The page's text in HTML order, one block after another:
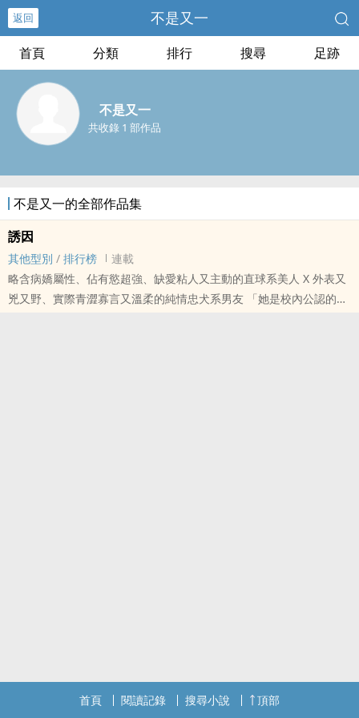
返回 不是又一
首頁 分類 排行 搜尋 足跡
不是又一
共收錄 1 部作品
不是又一的全部作品集
誘因
其他型別 / 排行榜
連載
略含病嬌屬性、佔有慾超強、缺愛粘人又主動的直球系美人 X 外表又
兇又野、實際青澀寡言又溫柔的純情忠犬系男友 「她是校內公認的美
首頁 閱讀記錄 搜尋小說 頂部